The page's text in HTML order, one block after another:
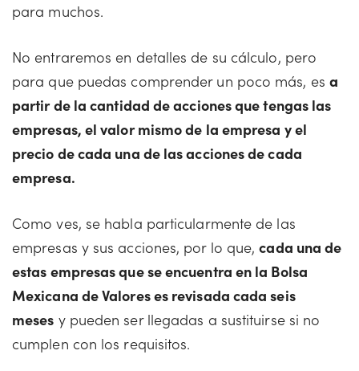
para muchos.
No entraremos en detalles de su cálculo, pero
para que puedas comprender un poco más, es a
partir de la cantidad de acciones que tengas las
empresas, el valor mismo de la empresa y el
precio de cada una de las acciones de cada
empresa.
Como ves, se habla particularmente de las
empresas y sus acciones, por lo que,cada una de
estas empresas que se encuentra en la Bolsa
Mexicana de Valores es revisada cada seis
meses y pueden ser llegadas a sustituirse si no
cumplen con los requisitos.